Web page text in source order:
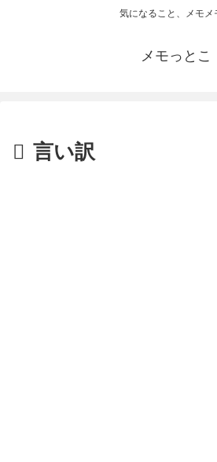
気になること、メモメ
メモっとこ
言い訳